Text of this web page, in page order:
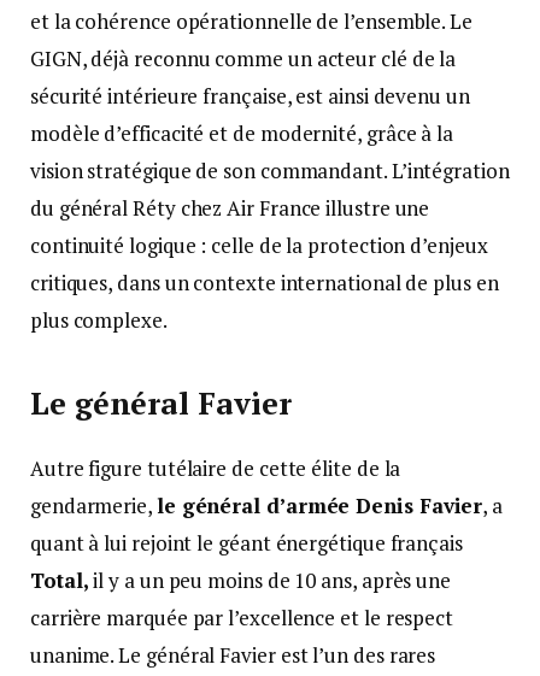
et la cohérence opérationnelle de l’ensemble. Le
GIGN, déjà reconnu comme un acteur clé de la
sécurité intérieure française, est ainsi devenu un
modèle d’efficacité et de modernité, grâce à la
vision stratégique de son commandant. L’intégration
du général Réty chez Air France illustre une
continuité logique : celle de la protection d’enjeux
critiques, dans un contexte international de plus en
plus complexe.
Le général Favier
Autre figure tutélaire de cette élite de la
gendarmerie,le général d’armée Denis Favier, a
quant à lui rejoint le géant énergétique français
Total,il y a un peu moins de 10 ans, après une
carrière marquée par l’excellence et le respect
unanime. Le général Favier est l’un des rares